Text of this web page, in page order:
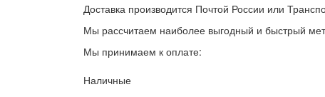
Доставка производится Почтой России или
Мы рассчитаем наиболее выгодный и быстрый
Мы принимаем к оплате:
Наличные